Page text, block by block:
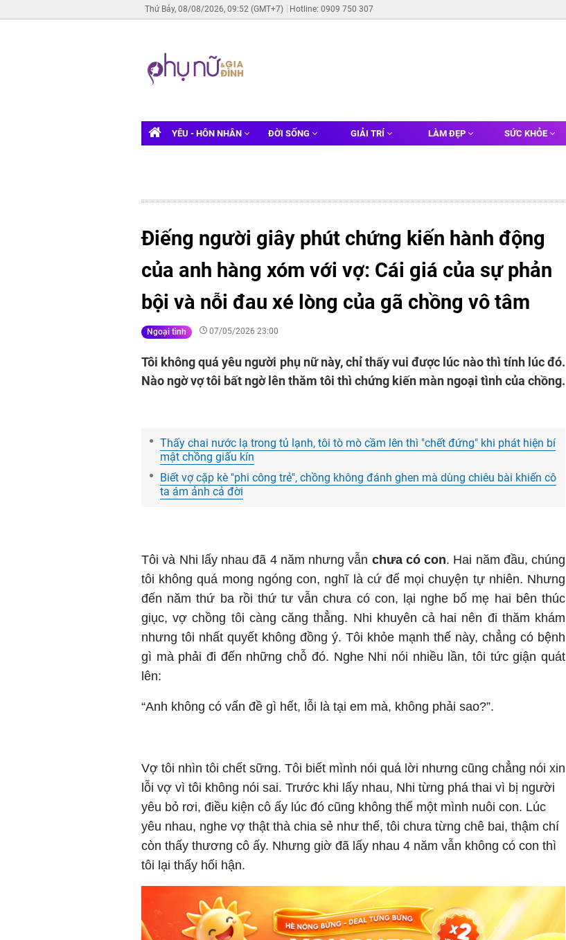
Thứ Bảy, 08/08/2026, 09:52 (GMT+7) Hotline: 0909 750 307
YÊU - HÔN NHÂN ĐỜI SỐNG GIẢI TRÍ LÀM ĐẸP SỨC KHỎE
Điếng người giây phút chứng kiến hành động
của anh hàng xóm với vợ: Cái giá của sự phản
bội và nỗi đau xé lòng của gã chồng vô tâm
Ngoại tình 07/05/2026 23:00
Tôi không quá yêu người phụ nữ này, chỉ thấy vui được lúc nào thì tính lúc đó.
Nào ngờ vợ tôi bất ngờ lên thăm tôi thì chứng kiến màn ngoại tình của chồng.
Thấy chai nước lạ trong tủ lạnh, tôi tò mò cầm lên thì "chết đứng" khi phát hiện bí
mật chồng giấu kín
Biết vợ cặp kè "phi công trẻ", chồng không đánh ghen mà dùng chiêu bài khiến cô
ta ám ảnh cả đời
Tôi và Nhi lấy nhau đã 4 năm nhưng vẫn chưa có con. Hai năm đầu, chúng
tôi không quá mong ngóng con, nghĩ là cứ để mọi chuyện tự nhiên. Nhưng
đến năm thứ ba rồi thứ tư vẫn chưa có con, lại nghe bố mẹ hai bên thúc
giục, vợ chồng tôi càng căng thẳng. Nhi khuyên cả hai nên đi thăm khám
nhưng tôi nhất quyết không đồng ý. Tôi khỏe mạnh thế này, chẳng có bệnh
gì mà phải đi đến những chỗ đó. Nghe Nhi nói nhiều lần, tôi tức giận quát
lên:
“Anh không có vấn đề gì hết, lỗi là tại em mà, không phải sao?”.
Vợ tôi nhìn tôi chết sững. Tôi biết mình nói quá lời nhưng cũng chẳng nói xin
lỗi vợ vì tôi không nói sai. Trước khi lấy nhau, Nhi từng phá thai vì bị người
yêu bỏ rơi, điều kiện cô ấy lúc đó cũng không thể một mình nuôi con. Lúc
yêu nhau, nghe vợ thật thà chia sẻ như thế, tôi chưa từng chê bai, thậm chí
còn thấy thương cô ấy. Nhưng giờ đã lấy nhau 4 năm vẫn không có con thì
tôi lại thấy hối hận.